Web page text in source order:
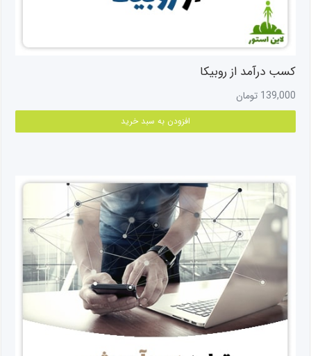
کسب درآمد از روبیکا
139,000 تومان
افزودن به سبد خرید